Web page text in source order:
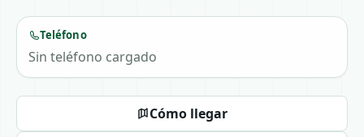
Teléfono
Sin teléfono cargado
Cómo llegar